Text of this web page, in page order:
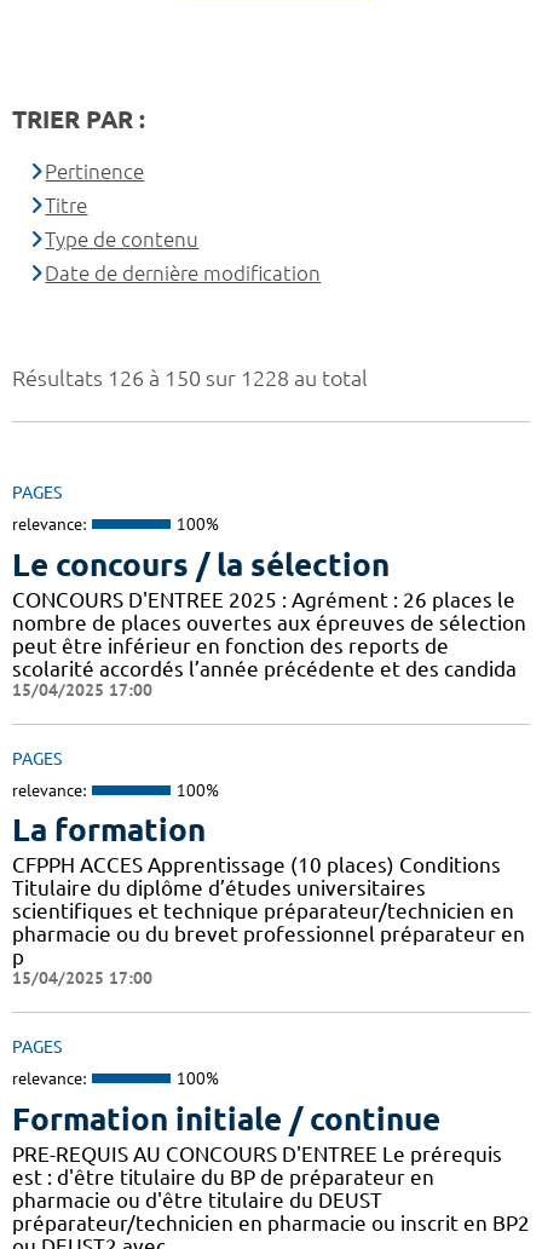
Résultats 126 à 150 sur 1228 au total
PAGES
relevance: 100%
Le concours / la sélection
CONCOURS D'ENTREE 2025 : Agrément : 26 places le
nombre de places ouvertes aux épreuves de sélection
peut être inférieur en fonction des reports de
scolarité accordés l’année précédente et des candida
15/04/2025 17:00
PAGES
relevance: 100%
La formation
CFPPH ACCES Apprentissage (10 places) Conditions
Titulaire du diplôme d’études universitaires
scientifiques et technique préparateur/technicien en
pharmacie ou du brevet professionnel préparateur en
p
15/04/2025 17:00
PAGES
relevance: 100%
Formation initiale / continue
PRE-REQUIS AU CONCOURS D'ENTREE Le prérequis
est : d'être titulaire du BP de préparateur en
pharmacie ou d'être titulaire du DEUST
préparateur/technicien en pharmacie ou inscrit en BP2
TRIER PAR :
Pertinence
Titre
Type de contenu
Date de dernière modification